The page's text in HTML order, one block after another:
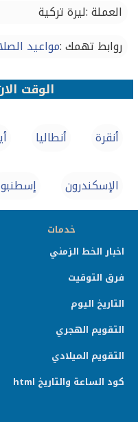
العملة :ليرة تركية
روابط تهمك :مواعيد
الوقت
أنقرة أنطاليا
الإسكندرون
خدمات
اخبار الخط الزمني
فرق التوقيت
التاريخ اليوم
التقويم الهجري
التقويم الميلادي
كود الساعة والتاريخ html